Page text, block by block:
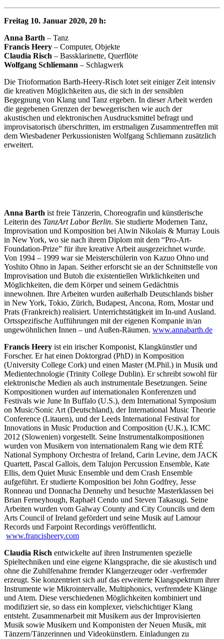
Freitag 10. Januar 2020, 20 h:
Anna Barth – Tanz
Francis Heery – Computer, Objekte
Claudia Risch – Bassklarinette, Querflöte
Wolfgang Schliemann – Schlagwerk
Die Trioformation Barth-Heery-Risch lotet seit einiger Zeit intensiv
die kreativen Möglichkeiten aus, die sich in der sensiblen
Begegnung von Klang und Tanz ergeben. In dieser Arbeit werden
die gegebenen Grenzen der bewegerischen wie auch der
akustischen und elektronischen Ausdrucksmittel befragt und
improvisatorisch überschritten, im erstmaligen Zusammentreffen mit
dem Wiesbadener Perkussionisten Wolfgang Schliemann zusätzlich
erweitert.
Anna Barth ist freie Tänzerin, Choreografin und künstlerische
Leiterin des TanzArt Labor Berlin. Sie studierte Modernen Tanz,
Improvisation und Komposition bei Alwin Nikolais & Murray Louis
in New York, wo sie nach ihrem Diplom mit dem “Pro-Art-
Foundation-Prize” für ihre kreative Arbeit ausgezeichnet wurde.
Von 1994 – 1999 war sie Meisterschülerin von Kazuo Ohno und
Yoshito Ohno in Japan. Seither erforscht sie an der Schnittstelle von
Improvisation und Butoh die existentiellen Wirklichkeiten und
Möglichkeiten, die dem Körper und seinem Gedächtnis
innewohnen. Ihre Arbeiten wurden außerhalb Deutschlands bisher
in New York, Tokio, Zürich, Budapest, Ancona, Rom, Mostar und
Prats (Frankreich) realisiert. Unterrichtstätigkeit im In-und Ausland.
Ortsspezifische Aufführungen mit der eigenen Kompanie in/an
ungewöhnlichen Innen – und Außen-Räumen. www.annabarth.de
Francis Heery ist ein irischer Komponist, Klangkünstler und
Forscher. Er hat einen Doktorgrad (PhD) in Komposition
(University College Cork) und einen Master (M.Phil.) in Musik und
Medientechnologie (Trinity College Dublin). Er schreibt sowohl für
elektronische Medien als auch instrumentale Besetzungen. Seine
Kompositionen wurden auf internationalen Konferenzen und
Festivals wie June In Buffalo (U.S.), dem International Symposium
on Music/Sonic Art (Deutschland), der International Music Theorie
Conference (Litauen), und der Leeds International Festival for
Innovations in Music Production and Composition (U.K.), ICMC
2012 (Slowenien) vorgestellt. Seine Instrumentalkompositionen
wurden von Musikern von internationalem Rang wie dem RTÉ
National Symphony Orchestra of Ireland, Carin Levine, dem JACK
Quartett, Pascal Gallois, dem Talujon Percussion Ensemble, Kate
Ellis, dem Quiet Music Ensemble und dem Crash Ensemble
aufgeführt. Er studierte Komposition bei John Godfrey, Jesse
Ronneau und Donnacha Dennehy und besuchte Masterklassen bei
Brian Ferneyhough, Raphaël Cendo und Steven Takasugi. Seine
Arbeiten wurden vom Galway County and City Councils und dem
Arts Council of Ireland gefördert und seine Musik auf Lamour
Records und Farpoint Recordings veröffentlicht.
www.francisheery.com
Claudia Risch entwickelte auf ihren Instrumenten spezielle
Spieltechniken und eine eigene Klangsprache, die sie akustisch und
ohne die Zuhilfenahme fremder Klangerzeuger oder -verfremder
erzeugt. Sie konzentriert sich auf das erweiterte Klangspektrum ihrer
Instrumente wie Mikrointervalle, Multiphonics, verfremdete Klänge
und Atem. Diese verschiedenen Möglichkeiten kombiniert und
modifiziert sie, so dass ein komplexer, vielschichtiger Klang
entsteht. Zusammenarbeit mit Musikern aus der Improvisierten
Musik sowie Musikern und Komponisten der Neuen Musik, mit
Tänzern/Tänzerinnen und Videokünstlern. Einladungen zu